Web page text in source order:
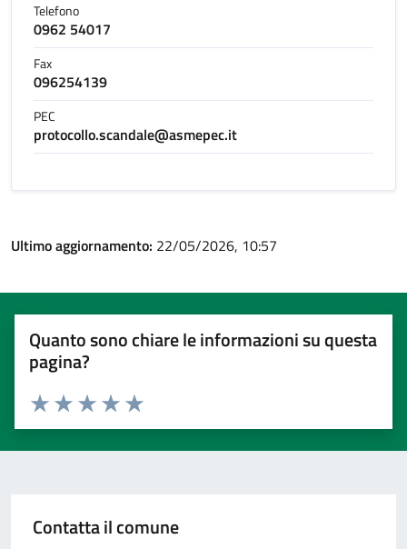
Telefono
0962 54017
Fax
096254139
PEC
protocollo.scandale@asmepec.it
Ultimo aggiornamento: 22/05/2026, 10:57
Quanto sono chiare le informazioni su questa
pagina?
Valuta 5 stelle su 5
Valuta 4 stelle su 5
Valuta 3 stelle su 5
Valuta 2 stelle su 5
Valuta 1 stelle su 5
Contatta il comune